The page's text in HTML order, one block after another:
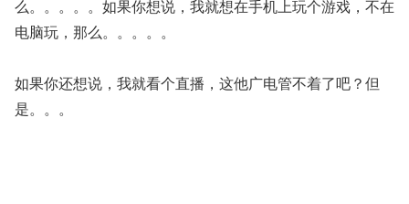
么。。。。。如果你想说，我就想在手机上玩个游戏，不在
电脑玩，那么。。。。。
如果你还想说，我就看个直播，这他广电管不着了吧？但
是。。。